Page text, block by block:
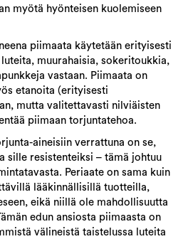
myötä hyönteisen kuolemiseen
piimaata käytetään erityisesti
muurahaisia, sokeritoukkia,
vastaan. Piimaata on
etanoita (erityisesti
mutta valitettavasti nilviäisten
piimaan torjuntatehoa.
aineisiin verrattuna on se,
sille resistenteiksi – tämä johtuu
Periaate on sama kuin
lääkinnällisillä tuotteilla,
eikä niillä ole mahdollisuutta
edun ansiosta piimaasta on
välineistä taistelussa luteita